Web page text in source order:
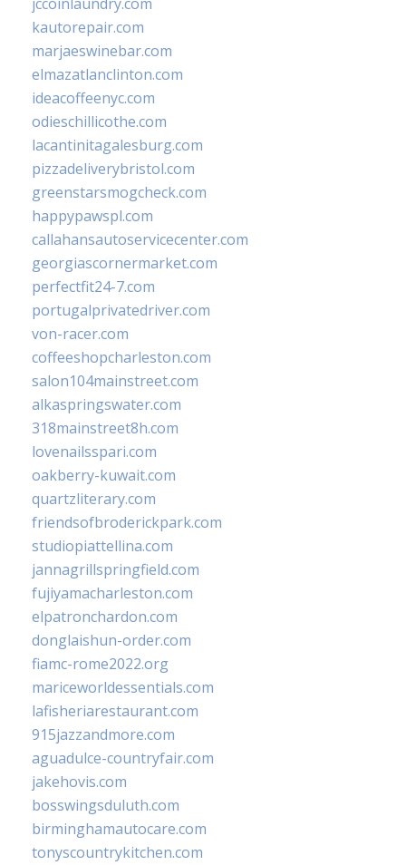
kautorepair.com
marjaeswinebar.com
elmazatlanclinton.com
ideacoffeenyc.com
odieschillicothe.com
lacantinitagalesburg.com
pizzadeliverybristol.com
greenstarsmogcheck.com
happypawspl.com
callahansautoservicecenter.com
georgiascornermarket.com
perfectfit24-7.com
portugalprivatedriver.com
von-racer.com
coffeeshopcharleston.com
salon104mainstreet.com
alkaspringswater.com
318mainstreet8h.com
lovenailsspari.com
oakberry-kuwait.com
quartzliterary.com
friendsofbroderickpark.com
studiopiattellina.com
jannagrillspringfield.com
fujiyamacharleston.com
elpatronchardon.com
donglaishun-order.com
fiamc-rome2022.org
mariceworldessentials.com
lafisheriarestaurant.com
915jazzandmore.com
aguadulce-countryfair.com
jakehovis.com
bosswingsduluth.com
birminghamautocare.com
tonyscountrykitchen.com